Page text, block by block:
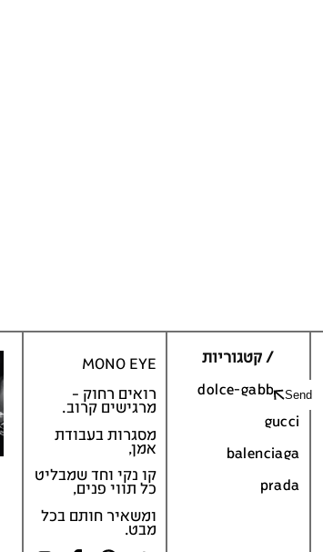
Send
/ קטגוריות
dolce-gabbana
gucci
balenciaga
prada
MONO EYE
רואים רחוק –
מרגישים קרוב.
מסגרות בעבודת
אמן,
קו נקי וחד שמבליט
כל תווי פנים,
ומשאיר חותם בכל
מבט.